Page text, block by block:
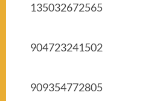
135032672565
904723241502
909354772805